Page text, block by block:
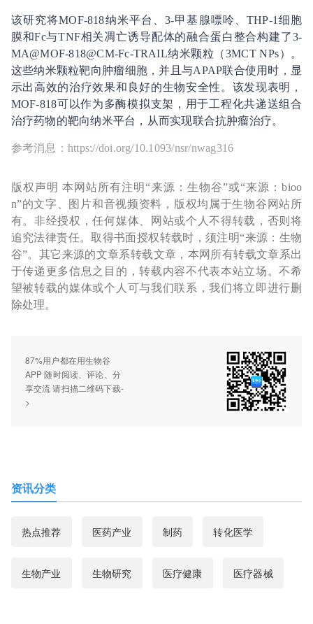
该研究将MOF-818纳米平台、3-甲基腺嘌呤、THP-1细胞
膜和Fc与TNF相关凋亡诱导配体的融合蛋白整合构建了3-
MA@MOF-818@CM-Fc-TRAIL纳米颗粒（3MCT NPs）。
这些纳米颗粒靶向肿瘤细胞，并且与APAP联合使用时，显
示出高效的治疗效果和良好的生物安全性。该发现表明，
MOF-818可以作为多酶模拟支架，用于工程化共递送组合
治疗药物的靶向纳米平台，从而实现联合抗肿瘤治疗。
参考消息：https://doi.org/10.1093/nsr/nwag316
版权声明 本网站所有注明“来源：生物谷”或“来源：bioo
n”的文字、图片和音视频资料，版权均属于生物谷网站所
有。非经授权，任何媒体、网站或个人不得转载，否则将
追究法律责任。取得书面授权转载时，须注明“来源：生物
谷”。其它来源的文章系转载文章，本网所有转载文章系出
于传递更多信息之目的，转载内容不代表本站立场。不希
望被转载的媒体或个人可与我们联系，我们将立即进行删
除处理。
87%用户都在用生物谷
APP 随时阅读、评论、分
享交流 请扫描二维码下载-
>
资讯分类
热点推荐 医药产业 制药 转化医学
生物产业 生物研究 医疗健康 医疗器械